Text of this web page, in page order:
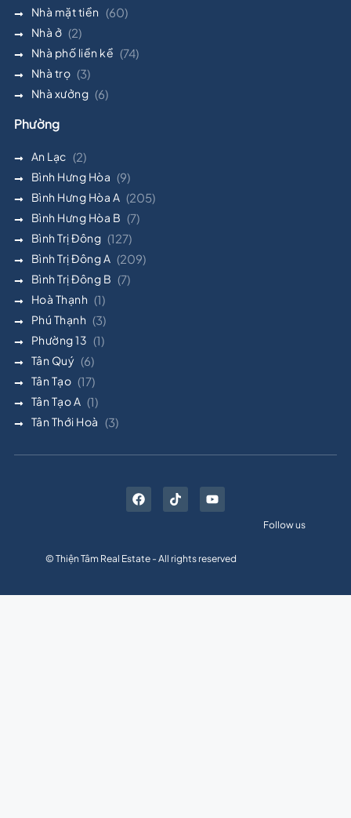
Nhà mặt tiền (60)
Nhà ở (2)
Nhà phố liền kề (74)
Nhà trọ (3)
Nhà xưởng (6)
Phường
An Lạc (2)
Bình Hưng Hòa (9)
Bình Hưng Hòa A (205)
Bình Hưng Hòa B (7)
Bình Trị Đông (127)
Bình Trị Đông A (209)
Bình Trị Đông B (7)
Hoà Thạnh (1)
Phú Thạnh (3)
Phường 13 (1)
Tân Quý (6)
Tân Tạo (17)
Tân Tạo A (1)
Tân Thới Hoà (3)
© Thiện Tâm Real Estate - All rights reserved
Follow us